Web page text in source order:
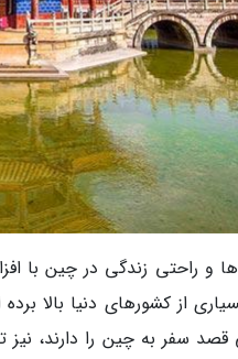
و راحتی زندگی در چین با
از کشورهای دنیا بالا
سفر به چین را دارند،